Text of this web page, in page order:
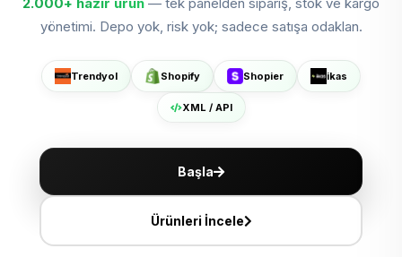
Shopier'da Aç
ikas'ta Sat
XML ile Ölçeklen
yönetimi. Depo yok, risk yok; sadece satışa odaklan.
Trendyol Shopify Shopier ikas
XML / API
Başla
Ürünleri İncele